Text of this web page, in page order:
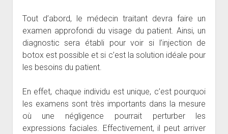
Tout d’abord, le médecin traitant devra faire un
examen approfondi du visage du patient. Ainsi, un
diagnostic sera établi pour voir si l’injection de
botox est possible et si c’est la solution idéale pour
les besoins du patient.
En effet, chaque individu est unique, c’est pourquoi
les examens sont très importants dans la mesure
où une négligence pourrait perturber les
expressions faciales. Effectivement, il peut arriver